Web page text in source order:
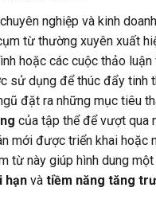
nghiệp và kinh
từ thường xuyên xuất
hoặc các cuộc thảo
sử dụng để thúc đẩy tinh
đặt ra những mục tiêu
của tập thể để vượt qua
mới được triển khai hoặc
từ này giúp hình dung
hạn và tiềm năng tăng